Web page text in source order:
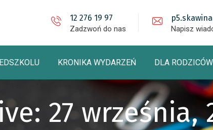
12 276 19 97
Zadzwoń do nas Napisz
KRONIKA WYDARZEŃ DLA RODZICÓW
27 września,